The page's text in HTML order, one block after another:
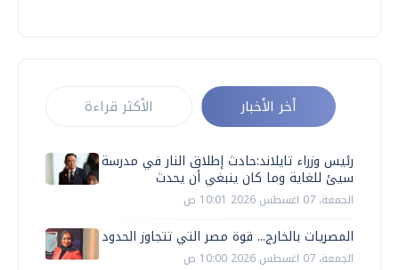
أخر الأخبار الأكثر قراءة
رئيس وزراء تايلاند:حادث إطلاق النار في مدرسة
سيئ للغاية وما كان ينبغي أن يحدث
الجمعة، 07 اغسطس 2026 10:01 ص
المصريات بالخارج... قوة مصر التي تتجاوز الحدود
الجمعة، 07 اغسطس 2026 10:00 ص